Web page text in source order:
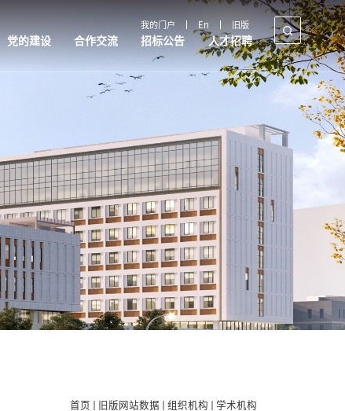
我的门户 En 旧版
党的建设 合作交流 招标公告 人才招聘
国际交流
产教融合
政策制度
采购公告
政策解读
规章制度
教师招聘
制度文件
首页 旧版网站数据 组织机构 学术机构